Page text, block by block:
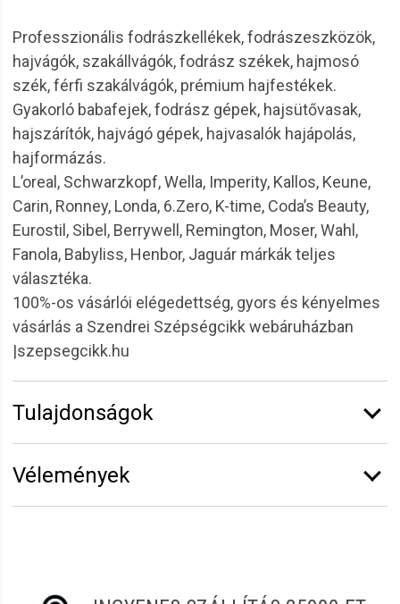
Professzionális fodrászkellékek, fodrászeszközök,
hajvágók, szakállvágók, fodrász székek, hajmosó
szék, férfi szakálvágók, prémium hajfestékek.
Gyakorló babafejek, fodrász gépek, hajsütővasak,
hajszárítók, hajvágó gépek, hajvasalók hajápolás,
hajformázás.
L’oreal, Schwarzkopf, Wella, Imperity, Kallos, Keune,
Carin, Ronney, Londa, 6.Zero, K-time, Coda’s Beauty,
Eurostil, Sibel, Berrywell, Remington, Moser, Wahl,
Fanola, Babyliss, Henbor, Jaguár márkák teljes
választéka.
100%-os vásárlói elégedettség, gyors és kényelmes
vásárlás a Szendrei Szépségcikk webáruházban
|szepsegcikk.hu
Tulajdonságok
Vélemények